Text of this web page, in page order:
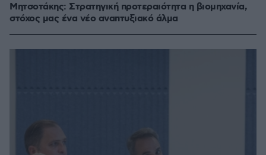
Μητσοτάκης: Στρατηγική προτεραιότητα η βιομηχανία,
στόχος μας ένα νέο αναπτυξιακό άλμα